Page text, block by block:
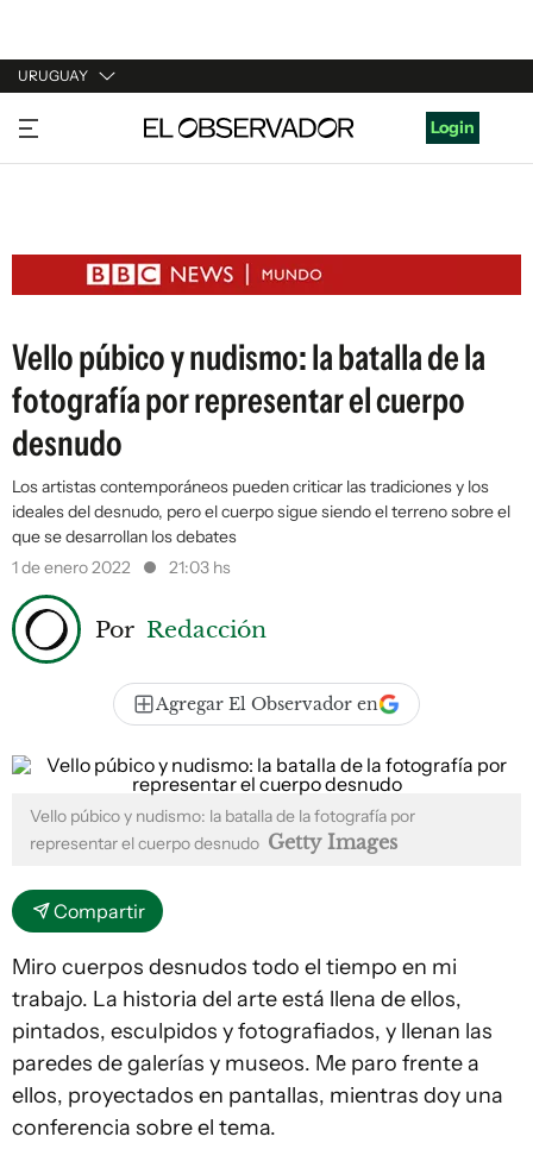
URUGUAY
URUGUAY
ARGENTINA
ESTADOS UNIDOS
Login
Vello púbico y nudismo: la batalla de la
fotografía por representar el cuerpo
desnudo
Los artistas contemporáneos pueden criticar las tradiciones y los
ideales del desnudo, pero el cuerpo sigue siendo el terreno sobre el
que se desarrollan los debates
1 de enero 2022
21:03 hs
Por Redacción
Agregar El Observador en
Vello púbico y nudismo: la batalla de la fotografía por
representar el cuerpo desnudo Getty Images
Compartir
Miro cuerpos desnudos todo el tiempo en mi
trabajo. La historia del arte está llena de ellos,
pintados, esculpidos y fotografiados, y llenan las
paredes de galerías y museos. Me paro frente a
ellos, proyectados en pantallas, mientras doy una
conferencia sobre el tema.